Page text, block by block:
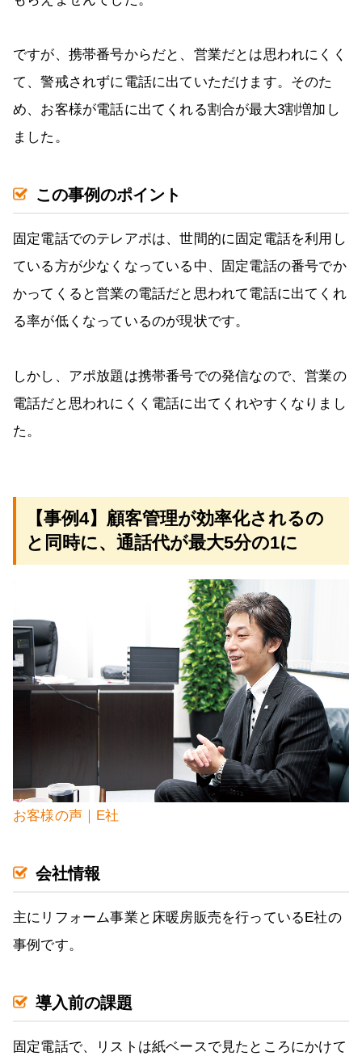
ですが、携帯番号からだと、営業だとは思われにくく
て、警戒されずに電話に出ていただけます。そのた
め、お客様が電話に出てくれる割合が最大3割増加し
ました。
この事例のポイント
固定電話でのテレアポは、世間的に固定電話を利用し
ている方が少なくなっている中、固定電話の番号でか
かってくると営業の電話だと思われて電話に出てくれ
る率が低くなっているのが現状です。
しかし、アポ放題は携帯番号での発信なので、営業の
電話だと思われにくく電話に出てくれやすくなりまし
た。
【事例4】顧客管理が効率化されるの
と同時に、通話代が最大5分の1に
お客様の声｜E社
会社情報
主にリフォーム事業と床暖房販売を行っているE社の
事例です。
導入前の課題
固定電話で、リストは紙ベースで見たところにかけて